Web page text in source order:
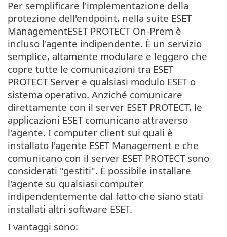
Per semplificare l'implementazione della
protezione dell'endpoint, nella suite ESET
ManagementESET PROTECT On-Prem è
incluso l'agente indipendente. È un servizio
semplice, altamente modulare e leggero che
copre tutte le comunicazioni tra ESET
PROTECT Server e qualsiasi modulo ESET o
sistema operativo. Anziché comunicare
direttamente con il server ESET PROTECT, le
applicazioni ESET comunicano attraverso
l'agente. I computer client sui quali è
installato l'agente ESET Management e che
comunicano con il server ESET PROTECT sono
considerati "gestiti". È possibile installare
l'agente su qualsiasi computer
indipendentemente dal fatto che siano stati
installati altri software ESET.
I vantaggi sono: